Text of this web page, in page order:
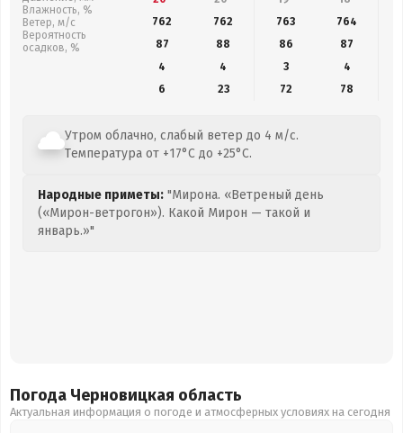
Влажность, %
Ветер, м/с
Вероятность
осадков, %
762
762 763 764
87
88 86 87
4
4 3
4
6
23 72 78
Утром облачно, слабый ветер до 4 м/с.
Температура от +17°C до +25°C.
Народные приметы: "Мирона. «Ветреный день
(«Мирон-ветрогон»). Какой Мирон — такой и
январь.»"
Погода Черновицкая область
Актуальная информация о погоде и атмосферных условиях на сегодня